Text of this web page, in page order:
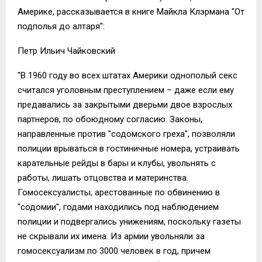
Америке, рассказывается в книге Майкла Клэрмана "От
подполья до алтаря":
Петр Ильич Чайковский
"В 1960 году во всех штатах Америки однополый секс
считался уголовным преступлением – даже если ему
предавались за закрытыми дверьми двое взрослых
партнеров, по обоюдному согласию. Законы,
направленные против "содомского греха", позволяли
полиции врываться в гостиничные номера, устраивать
карательные рейды в бары и клубы, увольнять с
работы, лишать отцовства и материнства.
Гомосексуалисты, арестованные по обвинению в
"содомии", годами находились под наблюдением
полиции и подвергались унижениям, поскольку газеты
не скрывали их имена. Из армии увольняли за
гомосексуализм по 3000 человек в год, причем